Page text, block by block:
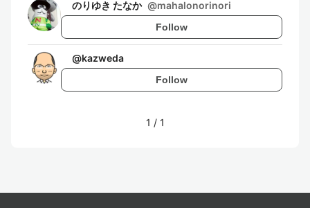
のりゆき たなか @mahalonorinori
Follow
@kazweda
Follow
1 / 1